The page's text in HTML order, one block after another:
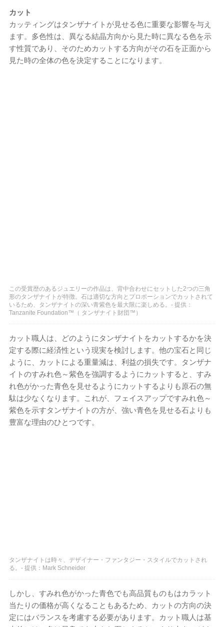
カット
カッティングはタンザナイトが見せる色に重要な影響を与え
ます。多色性は、異なる結晶方向から見た時に異なる色を示
す性質であり、そのためカットする方向がその石を正面から
見た時の全体の色を決定することになります。
この受賞歴のあるジュエリーの作品は、背中合わせにセットした2つの三角
形のタンザナイトが特徴。石は適切な方向とプロポーションでカットされて
いるため、タンザナイトの深い青紫色を最大限に楽しめる。- 提供：
Tanzanite Foundation™（ タンザナイト財団™）
カット職人は、どのようにタンザナイトをカットするかを決
定する際に経済性という現実を検討します。他の宝石と同じ
ように、カットによる重量減は、利益の損失です。タンザナ
イトのすみれ色～紫色を強調するようにカットすると、すみ
れ色がかった青色を見せるようにカットするよりも原石の無
駄は少なくなります。これが、フェイスアップですみれ色～
紫色を示すタンザナイトの方が、強い青色を見せる石よりも
豊富な理由のひとつです。
タンザナイトは時々、デザイナー・ファンタジー・スタイルでカットされ
る。- 提供：Mark Schneider
しかし、すみれ色がかった青色でも高品質ものもはカラット
当たりの価格が高くなることもあるため、カットの方向の決
定にはバランスを考慮する必要があります。カット職人は基